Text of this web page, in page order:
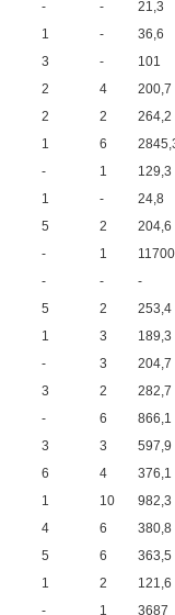
- -
21,3
1 -
36,6
3 -
101
2 4
200,7
2 2
264,2
1 6
- 1
129,3
1 -
24,8
5 2
204,6
- 1
11700
- -
-
5 2
253,4
1 3
189,3
- 3
204,7
3 2
282,7
- 6
866,1
3 3
597,9
6 4
376,1
1 10
982,3
4 6
380,8
5 6
363,5
1 2
121,6
- 1
3687